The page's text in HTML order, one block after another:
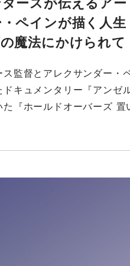
ペインが描く人生
魔法にかけられて
監督とアレクサンダー・
キュメンタリー『アンゼ
『ホールドオーバーズ